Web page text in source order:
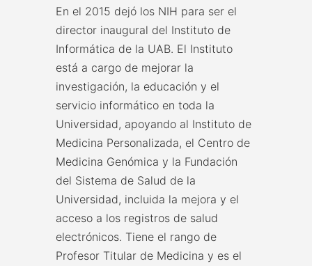
En el 2015 dejó los NIH para ser el
director inaugural del Instituto de
Informática de la UAB. El Instituto
está a cargo de mejorar la
investigación, la educación y el
servicio informático en toda la
Universidad, apoyando al Instituto de
Medicina Personalizada, el Centro de
Medicina Genómica y la Fundación
del Sistema de Salud de la
Universidad, incluida la mejora y el
acceso a los registros de salud
electrónicos. Tiene el rango de
Profesor Titular de Medicina y es el